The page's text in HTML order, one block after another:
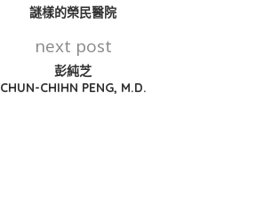
謎樣的榮民醫院
next post
彭純芝
CHUN-CHIHN PENG, M.D.